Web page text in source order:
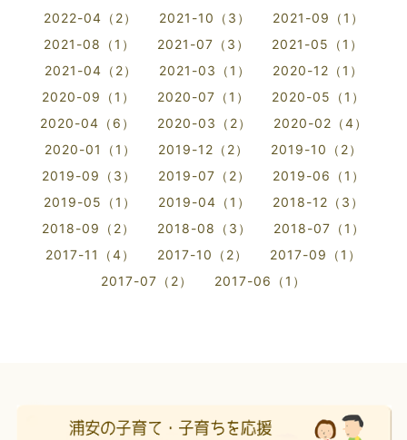
2022-04（2）
2021-10（3）
2021-09（1）
2021-08（1）
2021-07（3）
2021-05（1）
2021-04（2）
2021-03（1）
2020-12（1）
2020-09（1）
2020-07（1）
2020-05（1）
2020-04（6）
2020-03（2）
2020-02（4）
2020-01（1）
2019-12（2）
2019-10（2）
2019-09（3）
2019-07（2）
2019-06（1）
2019-05（1）
2019-04（1）
2018-12（3）
2018-09（2）
2018-08（3）
2018-07（1）
2017-11（4）
2017-10（2）
2017-09（1）
2017-07（2）
2017-06（1）